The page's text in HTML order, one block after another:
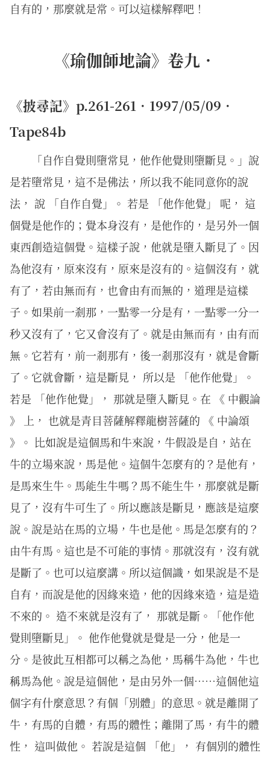
自有的，那麼就是常。可以這樣解釋吧！
《瑜伽師地論》卷九．
《披尋記》p.261-261．1997/05/09．
Tape84b
「自作自覺則墮常見，他作他覺則墮斷見。」說
是若墮常見，這不是佛法，所以我不能同意你的說
法， 說 「自作自覺」。 若是 「他作他覺」 呢， 這
個覺是他作的；覺本身沒有，是他作的，是另外一個
東西創造這個覺。這樣子說，他就是墮入斷見了。因
為他沒有，原來沒有，原來是沒有的。這個沒有，就
有了，若由無而有，也會由有而無的，道理是這樣
子。如果前一剎那，一點零一分是有，一點零一分一
秒又沒有了，它又會沒有了。就是由無而有，由有而
無。它若有，前一剎那有，後一剎那沒有，就是會斷
了。它就會斷，這是斷見， 所以是 「他作他覺」。
若是 「他作他覺」， 那就是墮入斷見。在 《 中觀論
》 上， 也就是青目菩薩解釋龍樹菩薩的 《 中論頌
》。 比如說是這個馬和牛來說，牛假設是自，站在
牛的立場來說，馬是他。這個牛怎麼有的？是他有，
是馬來生牛。馬能生牛嗎？馬不能生牛，那麼就是斷
見了，沒有牛可生了。所以應該是斷見，應該是這麼
說。說是站在馬的立場，牛也是他。馬是怎麼有的？
由牛有馬。這也是不可能的事情。那就沒有，沒有就
是斷了。也可以這麼講。所以這個識，如果說是不是
自有，而說是他的因緣來造，他的因緣來造，這是造
不來的。 造不來就是沒有了， 那就是斷。「他作他
覺則墮斷見」。 他作他覺就是覺是一分，他是一
分。是彼此互相都可以稱之為他，馬稱牛為他，牛也
稱馬為他。說是這個他，是由另外一個……這個他這
個字有什麼意思？有個「別體」的意思。就是離開了
牛，有馬的自體，有馬的體性；離開了馬，有牛的體
性， 這叫做他。 若說是這個 「他」， 有個別的體性